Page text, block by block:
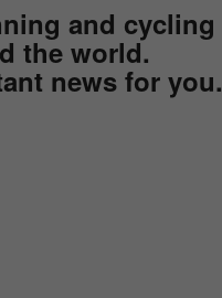
and cycling
the world.
news for you.